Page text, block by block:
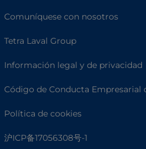
Comuníquese con nosotros
Tetra Laval Group
Información legal y de privacidad
Código de Conducta Empresarial
Política de cookies
沪ICP备17056308号-1